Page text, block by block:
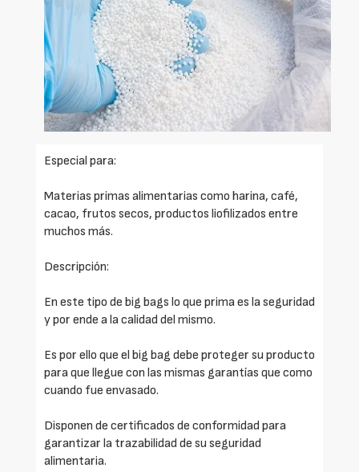
Especial para:
Materias primas alimentarias como harina, café,
cacao, frutos secos, productos liofilizados entre
muchos más.
Descripción:
En este tipo de big bags lo que prima es la seguridad
y por ende a la calidad del mismo.
Es por ello que el big bag debe proteger su producto
para que llegue con las mismas garantías que como
cuando fue envasado.
Disponen de certificados de conformidad para
garantizar la trazabilidad de su seguridad
alimentaria.